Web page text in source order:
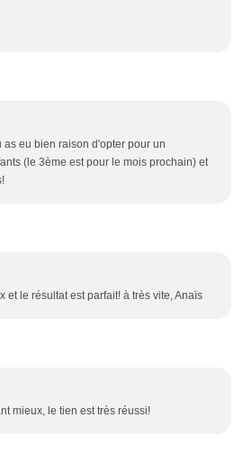
eu bien raison d'opter pour un
(le 3ème est pour le mois prochain) et
le résultat est parfait! à très vite, Anaïs
mieux, le tien est très réussi!